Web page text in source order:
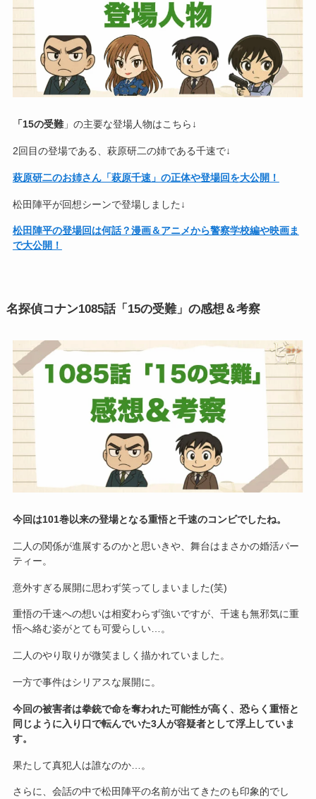
「15の受難」の主要な登場人物はこちら↓
2回目の登場である、萩原研二の姉である千速で↓
萩原研二のお姉さん「萩原千速」の正体や登場回を大公開！
松田陣平が回想シーンで登場しました↓
松田陣平の登場回は何話？漫画＆アニメから警察学校編や映画ま
で大公開！
名探偵コナン1085話「15の受難」 の感想＆考察
今回は101巻以来の登場となる重悟と千速のコンビでしたね。
二人の関係が進展するのかと思いきや、舞台はまさかの婚活パー
ティー。
意外すぎる展開に思わず笑ってしまいました(笑)
重悟の千速への想いは相変わらず強いですが、千速も無邪気に重
悟へ絡む姿がとても可愛らしい…。
二人のやり取りが微笑ましく描かれていました。
一方で事件はシリアスな展開に。
今回の被害者は拳銃で命を奪われた可能性が高く、恐らく重悟と
同じように入り口で転んでいた3人が容疑者として浮上していま
す。
果たして真犯人は誰なのか…。
さらに、会話の中で松田陣平の名前が出てきたのも印象的でし